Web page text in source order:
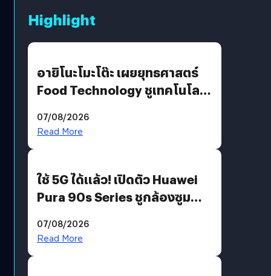
Highlight
อายิโนะโมะโต๊ะ เผยยุทธศาสตร์
Food Technology ชูเทคโนโลยี
บริโภคและ B2B
07/08/2026
Read More
ใช้ 5G ได้แล้ว! เปิดตัว Huawei
Pura 90s Series ชูกล้องซูม
07/08/2026
Read More